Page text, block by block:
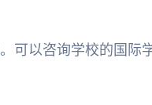
可以咨询学校的国际